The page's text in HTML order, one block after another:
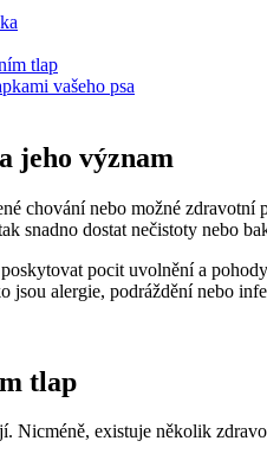
tlap
vašeho psa
jeho význam
chování nebo možné
snadno dostat nečistoty nebo
pocit uvolnění a
jsou alergie, podráždění nebo
tlap
Nicméně, existuje několik